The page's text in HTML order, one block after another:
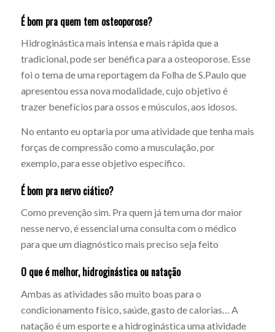
É bom pra quem tem osteoporose?
Hidroginástica mais intensa e mais rápida que a
tradicional, pode ser benéfica para a osteoporose. Esse
foi o tema de uma reportagem da Folha de S.Paulo que
apresentou essa nova modalidade, cujo objetivo é
trazer benefícios para ossos e músculos, aos idosos.
No entanto eu optaria por uma atividade que tenha mais
forças de compressão como a musculação, por
exemplo, para esse objetivo específico.
É bom pra nervo ciático?
Como prevenção sim. Pra quem já tem uma dor maior
nesse nervo, é essencial uma consulta com o médico
para que um diagnóstico mais preciso seja feito
O que é melhor, hidroginástica ou natação
Ambas as atividades são muito boas para o
condicionamento físico, saúde, gasto de calorias… A
natação é um esporte e a hidroginástica uma atividade